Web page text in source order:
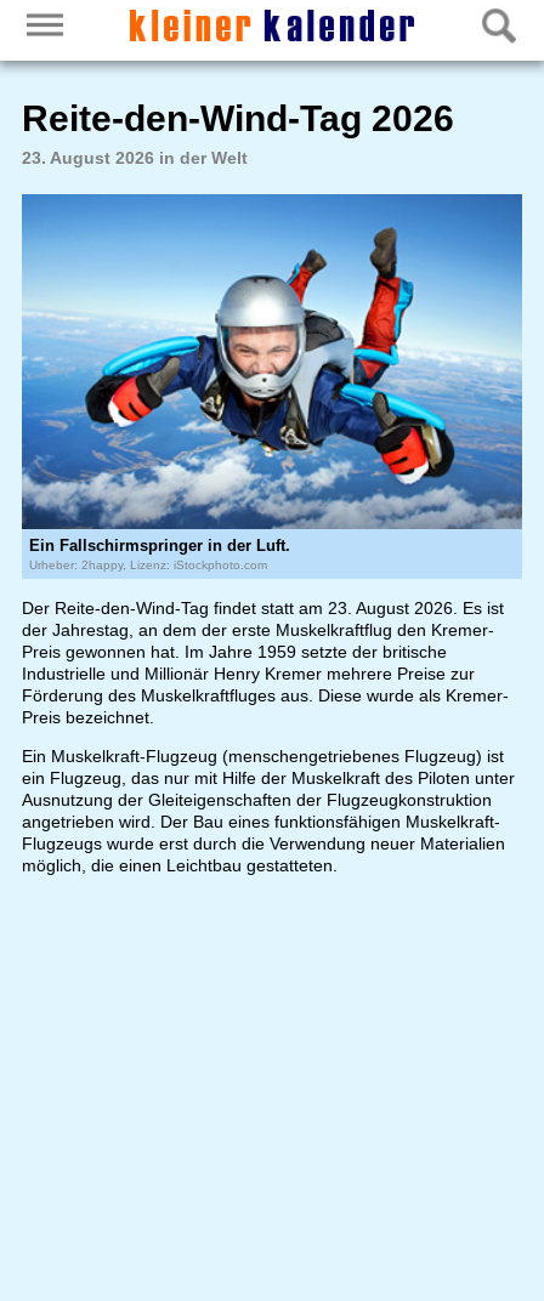
Reite-den-Wind-Tag 2026
23. August 2026 in der Welt
Ein Fallschirmspringer in der Luft.
Urheber: 2happy, Lizenz: iStockphoto.com
Der Reite-den-Wind-Tag findet statt am 23. August 2026. Es ist
der Jahrestag, an dem der erste Muskelkraftflug den Kremer-
Preis gewonnen hat. Im Jahre 1959 setzte der britische
Industrielle und Millionär Henry Kremer mehrere Preise zur
Förderung des Muskelkraftfluges aus. Diese wurde als Kremer-
Preis bezeichnet.
Ein Muskelkraft-Flugzeug (menschengetriebenes Flugzeug) ist
ein Flugzeug, das nur mit Hilfe der Muskelkraft des Piloten unter
Ausnutzung der Gleiteigenschaften der Flugzeugkonstruktion
angetrieben wird. Der Bau eines funktionsfähigen Muskelkraft-
Flugzeugs wurde erst durch die Verwendung neuer Materialien
möglich, die einen Leichtbau gestatteten.